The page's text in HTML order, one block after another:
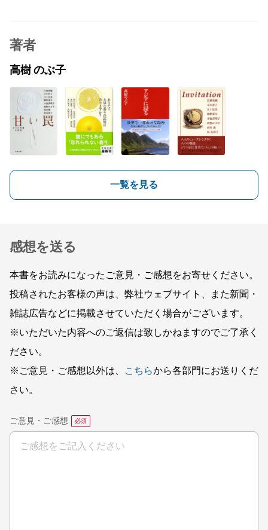
著者
高樹 のぶ子
一覧を見る
感想を送る
本書をお読みになったご意見・ご感想をお寄せください。
投稿されたお客様の声は、弊社ウェブサイト、また新聞・
雑誌広告などに掲載させていただく場合がございます。
※いただいた内容へのご返信は致しかねますのでご了承く
ださい。
※ご意見・ご感想以外は、
こちらから各部門にお送りくだ
さい。
ご意見・ご感想